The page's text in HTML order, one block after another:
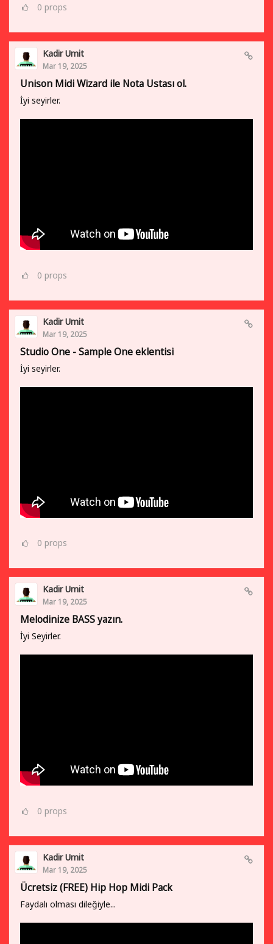
0 props
Kadir Umit
Mar 19, 2025
Unison Midi Wizard ile Nota Ustası ol.
İyi seyirler.
0 props
Kadir Umit
Mar 19, 2025
Studio One - Sample One eklentisi
İyi seyirler.
0 props
Kadir Umit
Mar 19, 2025
Melodinize BASS yazın.
İyi Seyirler.
0 props
Kadir Umit
Mar 19, 2025
Ücretsiz (FREE) Hip Hop Midi Pack
Faydalı olması dileğiyle...